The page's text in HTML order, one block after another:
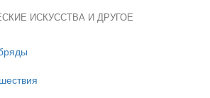
ИСКУССТВА И ДРУГОЕ